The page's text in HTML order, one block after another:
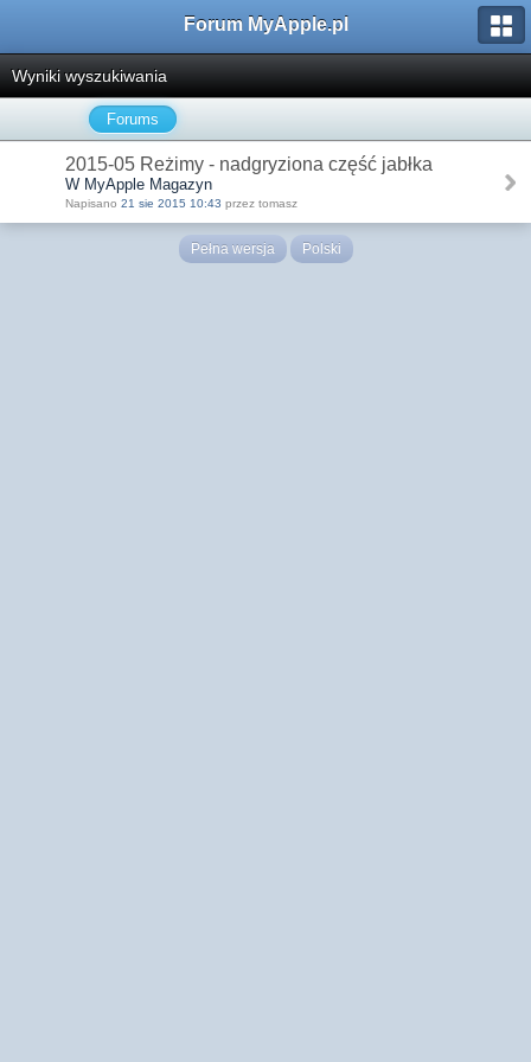
Forum MyApple.pl
Wyniki wyszukiwania
Forums
2015-05 Reżimy - nadgryziona część jabłka
W MyApple Magazyn
Napisano 21 sie 2015 10:43 przez tomasz
Pełna wersja Polski